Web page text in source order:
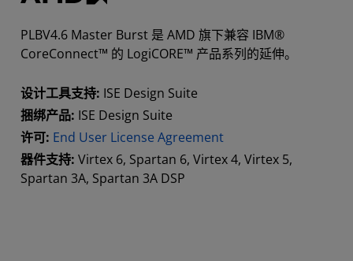
PLBV4.6 Master Burst 是 AMD 旗下兼容 IBM®
CoreConnect™ 的 LogiCORE™ 产品系列的延伸。
设计工具支持: ISE Design Suite
捆绑产品: ISE Design Suite
许可: End User License Agreement
器件支持: Virtex 6, Spartan 6, Virtex 4, Virtex 5,
Spartan 3A, Spartan 3A DSP